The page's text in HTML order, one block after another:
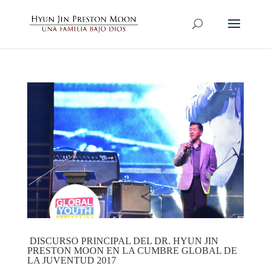
DISCURSO PRINCIPAL DEL DR. HYUN JIN
PRESTON MOON EN LA CUMBRE GLOBAL DE
LA JUVENTUD 2017